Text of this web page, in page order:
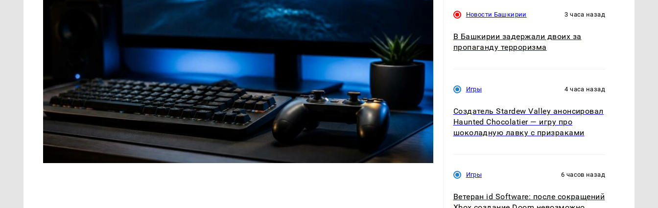
Новости Башкирии 3 часа назад
В Башкирии задержали двоих за
пропаганду терроризма
Игры 4 часа назад
Создатель Stardew Valley анонсировал
Haunted Chocolatier — игру про
шоколадную лавку с призраками
Игры 6 часов назад
Ветеран id Software: после сокращений